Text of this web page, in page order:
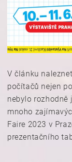
V článku
počítačů nejen
nebylo rozhodně
mnoho
Faire 2023 v
prezentačního